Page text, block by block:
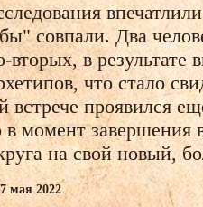
совпали. Два
в результате
что стало
встрече проявился
момент завершения
на свой новый,
мая 2022